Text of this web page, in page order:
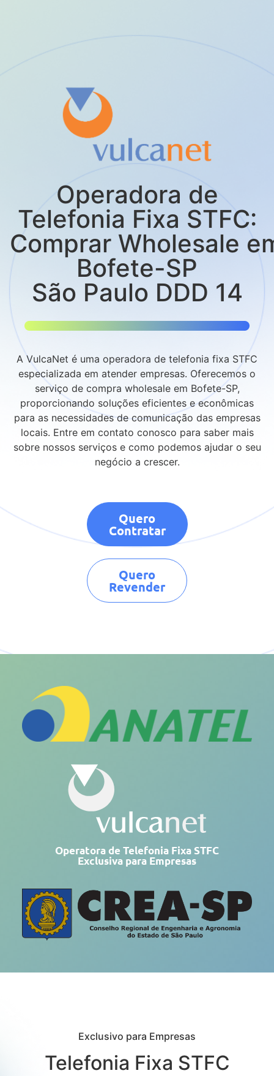
Operadora de
Telefonia Fixa STFC:
Comprar Wholesale
Bofete-SP
São Paulo DDD 14
A VulcaNet é uma operadora de telefonia fixa STFC
especializada em atender empresas. Oferecemos o
serviço de compra wholesale em Bofete-SP,
proporcionando soluções eficientes e econômicas
para as necessidades de comunicação das empresas
locais. Entre em contato conosco para saber mais
sobre nossos serviços e como podemos ajudar o seu
negócio a crescer.
Quero
Contratar
Quero
Revender
Operatora de Telefonia Fixa STFC
Exclusiva para Empresas
Exclusivo para Empresas
Telefonia Fixa STFC